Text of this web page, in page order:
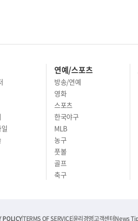
연예/스포츠
방송/연예
영화
스포츠
한국야구
MLB
농구
풋볼